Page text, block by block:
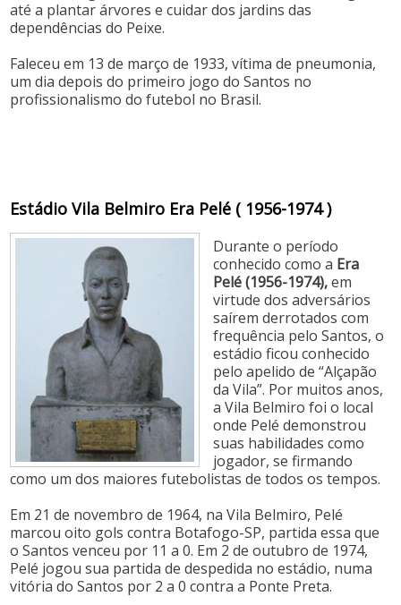
até a plantar árvores e cuidar dos jardins das
dependências do Peixe.
Faleceu em 13 de março de 1933, vítima de pneumonia,
um dia depois do primeiro jogo do Santos no
profissionalismo do futebol no Brasil.
Estádio Vila Belmiro Era Pelé ( 1956-1974 )
Durante o período
conhecido como a Era
Pelé (1956-1974),em
virtude dos adversários
saírem derrotados com
frequência pelo Santos, o
estádio ficou conhecido
pelo apelido de “Alçapão
da Vila”. Por muitos anos,
a Vila Belmiro foi o local
onde Pelé demonstrou
suas habilidades como
jogador, se firmando
como um dos maiores futebolistas de todos os tempos.
Em 21 de novembro de 1964, na Vila Belmiro, Pelé
marcou oito gols contra Botafogo-SP, partida essa que
o Santos venceu por 11 a 0. Em 2 de outubro de 1974,
Pelé jogou sua partida de despedida no estádio, numa
vitória do Santos por 2 a 0 contra a Ponte Preta.